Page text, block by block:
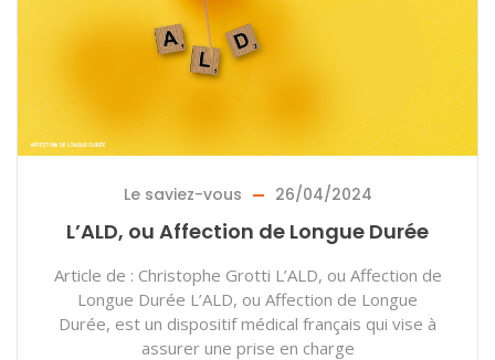
Le saviez-vous 26/04/2024
L’ALD, ou Affection de Longue Durée
Article de : Christophe Grotti L’ALD, ou Affection de
Longue Durée L’ALD, ou Affection de Longue
Durée, est un dispositif médical français qui vise à
assurer une prise en charge